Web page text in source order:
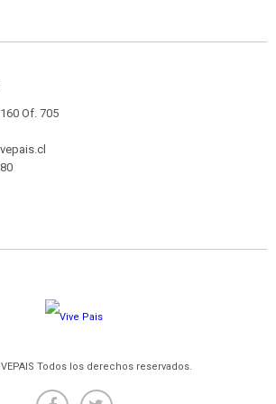
Of. 705
Todos los derechos reservados.